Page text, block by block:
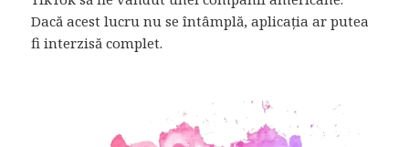
Dacă acest lucru nu se întâmplă, aplicația ar putea
fi interzisă complet.